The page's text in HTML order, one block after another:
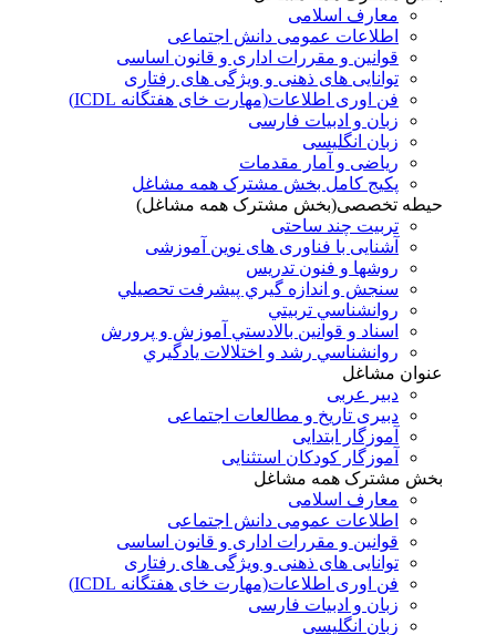
معارف اسلامی
اطلاعات عمومی دانش اجتماعی
قوانین و مقررات اداری و قانون اساسی
توانایی های ذهنی و ویژگی های رفتاری
فن اوری اطلاعات(مهارت خای هفتگانه ICDL)
زبان و ادبیات فارسی
زبان انگلیسی
ریاضی و آمار مقدمات
پکیج کامل بخش مشترک همه مشاغل
حیطه تخصصی(بخش مشترک همه مشاغل)
تربیت چند ساحتی
آشنایی با فناوری های نوین آموزشی
روشها و فنون تدريس
سنجش و اندازه گيري پيشرفت تحصيلي
روانشناسي تربيتي
اسناد و قوانين بالادستي آموزش و پرورش
روانشناسي رشد و اختلالات يادگيري
عنوان مشاغل
دبير عربی
دبیری تاریخ و مطالعات اجتماعی
آموزگار ابتدایی
آموزگار کودکان استثنایی
بخش مشترک همه مشاغل
معارف اسلامی
اطلاعات عمومی دانش اجتماعی
قوانین و مقررات اداری و قانون اساسی
توانایی های ذهنی و ویژگی های رفتاری
فن اوری اطلاعات(مهارت خای هفتگانه ICDL)
زبان و ادبیات فارسی
زبان انگلیسی